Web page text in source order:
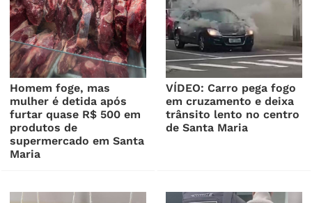
Homem foge, mas
mulher é detida após
furtar quase R$ 500 em
produtos de
supermercado em Santa
Maria
VÍDEO: Carro pega fogo
em cruzamento e deixa
trânsito lento no centro
de Santa Maria